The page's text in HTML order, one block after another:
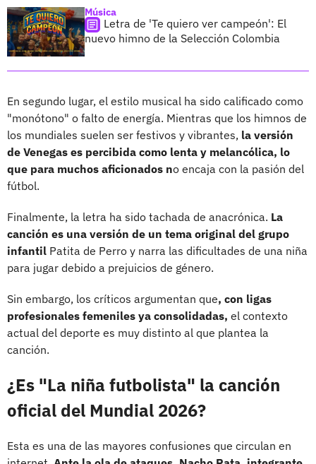
Música
Letra de 'Te quiero ver campeón': El
nuevo himno de la Selección Colombia
En segundo lugar, el estilo musical ha sido calificado como
"monótono" o falto de energía. Mientras que los himnos de
los mundiales suelen ser festivos y vibrantes, la versión
de Venegas es percibida como lenta y melancólica, lo
que para muchos aficionados no encaja con la pasión del
fútbol.
Finalmente, la letra ha sido tachada de anacrónica. La
canción es una versión de un tema original del grupo
infantil Patita de Perro y narra las dificultades de una niña
para jugar debido a prejuicios de género.
Sin embargo, los críticos argumentan que, con ligas
profesionales femeniles ya consolidadas, el contexto
actual del deporte es muy distinto al que plantea la
canción.
¿Es "La niña futbolista" la canción
oficial del Mundial 2026?
Esta es una de las mayores confusiones que circulan en